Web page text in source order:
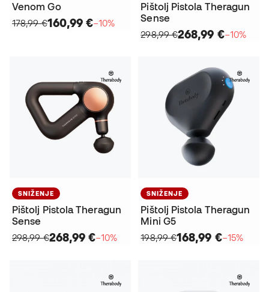
Venom Go
178,99 €160,99 €−10%
Pištolj Pistola Theragun
Sense
298,99 €268,99 €−10%
SNIŽENJE
Pištolj Pistola Theragun
Sense
298,99 €268,99 €−10%
SNIŽENJE
Pištolj Pistola Theragun
Mini G5
198,99 €168,99 €−15%